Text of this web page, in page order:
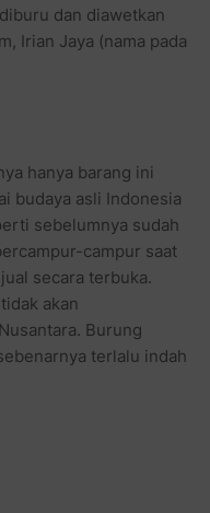
dan diawetkan
Irian Jaya (nama pada
hanya barang ini
budaya asli Indonesia
sebelumnya sudah
campur saat
secara terbuka.
akan
Burung
terlalu indah